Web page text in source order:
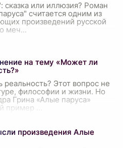
или иллюзия? Роман
считается одним из
произведений русской
меч...
на тему «Может ли
Этот вопрос не
философии и жизни. Но
Грина «Алые паруса»
пример
произведения Алые